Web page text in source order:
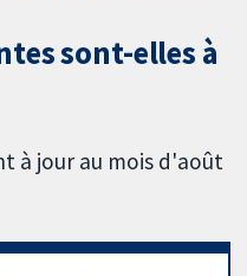
sont-elles à
à jour au mois d'août